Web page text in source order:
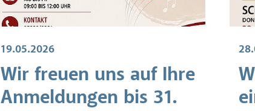
19.05.2026
Wir freuen uns auf Ihre
Anmeldungen bis 31.